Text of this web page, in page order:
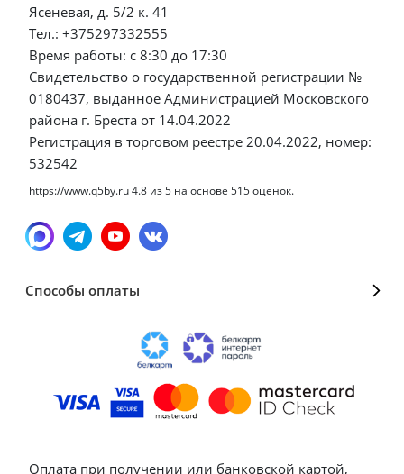
Ясеневая, д. 5/2 к. 41
Тел.: +375297332555
Время работы: с 8:30 до 17:30
Свидетельство о государственной регистрации №
0180437, выданное Администрацией Московского
района г. Бреста от 14.04.2022
Регистрация в торговом реестре 20.04.2022, номер:
532542
https://www.q5by.ru4.8 из5 на основе 515оценок.
Способы оплаты
Оплата при получении или банковской картой,